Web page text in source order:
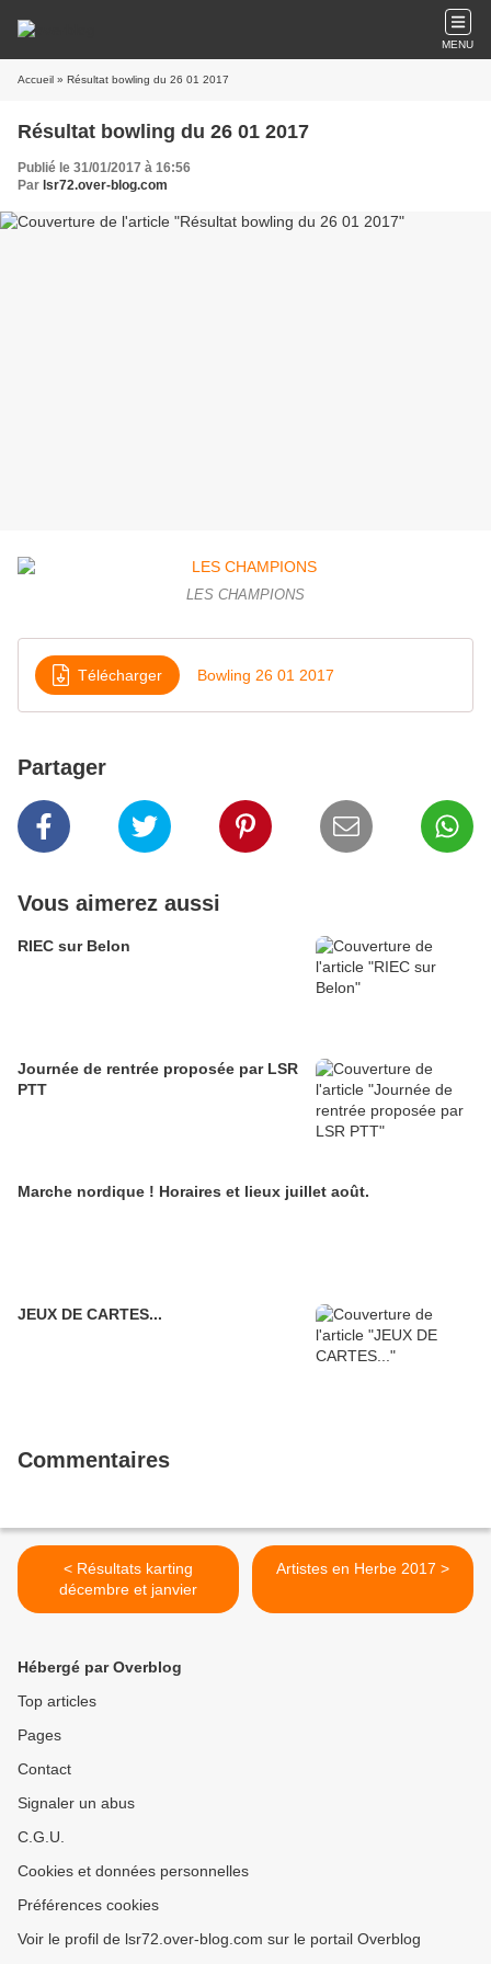
MENU
Accueil » Résultat bowling du 26 01 2017
Résultat bowling du 26 01 2017
Publié le 31/01/2017 à 16:56
Par lsr72.over-blog.com
LES CHAMPIONS
Télécharger Bowling 26 01 2017
Partager
Vous aimerez aussi
RIEC sur Belon
Journée de rentrée proposée par LSR
PTT
Marche nordique ! Horaires et lieux juillet août.
JEUX DE CARTES...
Commentaires
< Résultats karting
décembre et janvier
Artistes en Herbe 2017 >
Hébergé par Overblog
Top articles
Pages
Contact
Signaler un abus
C.G.U.
Cookies et données personnelles
Préférences cookies
Voir le profil de lsr72.over-blog.com sur le portail Overblog